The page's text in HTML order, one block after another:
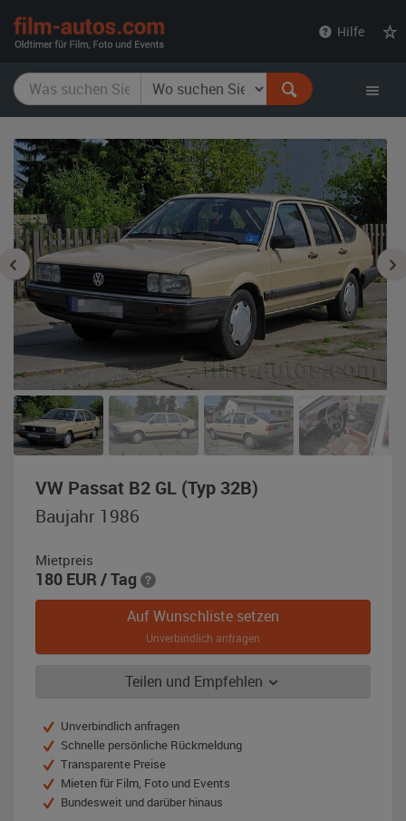
Hilfe
VW Passat B2 GL (Typ 32B)
Baujahr 1986
Mietpreis
180 EUR / Tag
Auf Wunschliste setzen
Unverbindlich anfragen
Teilen und Empfehlen
Unverbindlich anfragen
Schnelle persönliche Rückmeldung
Transparente Preise
Mieten für Film, Foto und Events
Bundesweit und darüber hinaus